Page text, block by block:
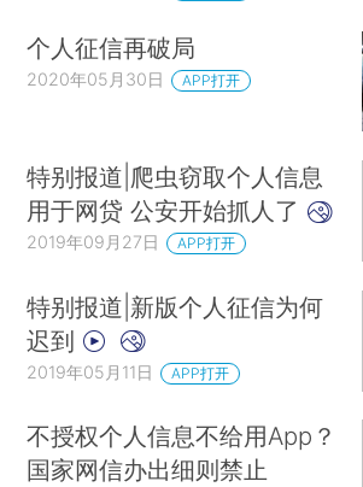
个人征信再破局
2020年05月30日 APP打开
特别报道|爬虫窃取个人信息
用于网贷 公安开始抓人了
2019年09月27日 APP打开
特别报道|新版个人征信为何
迟到
2019年05月11日 APP打开
不授权个人信息不给用App？
国家网信办出细则禁止